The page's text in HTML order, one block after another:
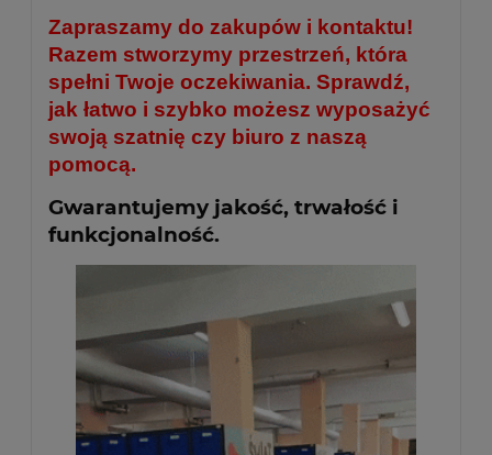
Zapraszamy do zakupów i kontaktu!
Razem stworzymy przestrzeń, która
spełni Twoje oczekiwania. Sprawdź,
jak łatwo i szybko możesz wyposażyć
swoją szatnię czy biuro z naszą
pomocą.
Gwarantujemy jakość, trwałość i
funkcjonalność.